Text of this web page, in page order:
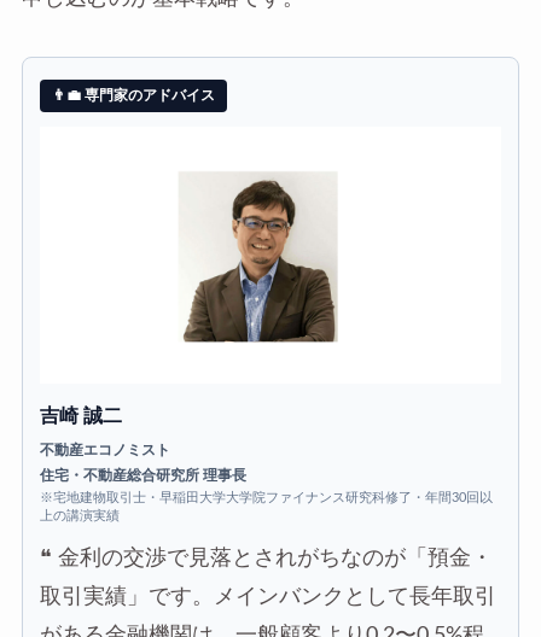
👨‍💼 専門家のアドバイス
吉崎 誠二
不動産エコノミスト
住宅・不動産総合研究所 理事長
※宅地建物取引士・早稲田大学大学院ファイナンス研究科修了・年間30回以
上の講演実績
❝ 金利の交渉で見落とされがちなのが「預金・
取引実績」です。メインバンクとして長年取引